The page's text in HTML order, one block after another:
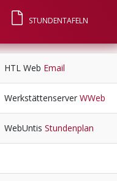
STUNDENTAFELN
HTL Web Email
Werkstättenserver WWeb
WebUntis Stundenplan